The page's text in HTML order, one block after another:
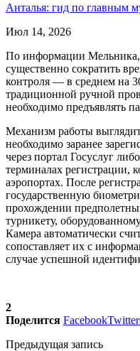
Анталья: гид по главным
Июл 14, 2026
По информации Мельника,
существенно сократить
контроля — в среднем на
традиционной ручной
необходимо предъявлять
Механизм работы
необходимо заранее
через портал Госуслуг
терминалах регистрации,
аэропортах. После
государственную
прохождении
турникету,
Камера автоматически
сопоставляет их с
случае успешной
2
Поделится FacebookTwitter
Предыдущая запись